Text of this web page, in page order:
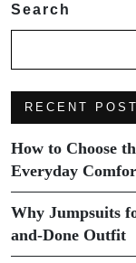
Search
RECENT
How to Choose
Everyday
Why Jumpsuits
and-Done Outfit